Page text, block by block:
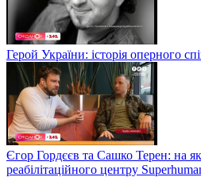
Герой України: історія оперного
Єгор Гордєєв та Сашко Терен: на
реабілітаційного центру